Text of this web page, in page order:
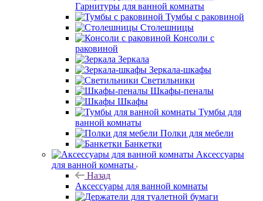
Гарнитуры для ванной комнаты
Тумбы с раковиной
Столешницы
Консоли с
раковиной
Зеркала
Зеркала-шкафы
Светильники
Шкафы-пеналы
Шкафы
Тумбы для
ванной комнаты
Полки для мебели
Банкетки
Аксессуары
для ванной комнаты
Назад
Аксессуары для ванной комнаты